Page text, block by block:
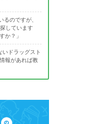
るのですが、
しています
か？」
いドラッグスト
報があれば教